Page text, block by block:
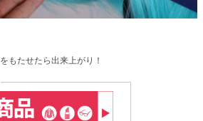
もたせたら出来上がり！